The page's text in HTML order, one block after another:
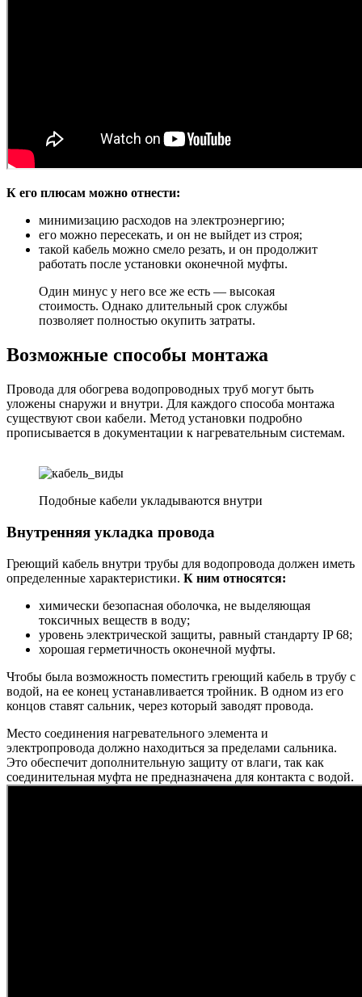
К его плюсам можно отнести:
минимизацию расходов на электроэнергию;
его можно пересекать, и он не выйдет из строя;
такой кабель можно смело резать, и он продолжит
работать после установки оконечной муфты.
Один минус у него все же есть — высокая
стоимость. Однако длительный срок службы
позволяет полностью окупить затраты.
Возможные способы монтажа
Провода для обогрева водопроводных труб могут быть
уложены снаружи и внутри. Для каждого способа монтажа
существуют свои кабели. Метод установки подробно
прописывается в документации к нагревательным системам.
Подобные кабели укладываются внутри
Внутренняя укладка провода
Греющий кабель внутри трубы для водопровода должен иметь
определенные характеристики. К ним относятся:
химически безопасная оболочка, не выделяющая
токсичных веществ в воду;
уровень электрической защиты, равный стандарту IP 68;
хорошая герметичность оконечной муфты.
Чтобы была возможность поместить греющий кабель в трубу с
водой, на ее конец устанавливается тройник. В одном из его
концов ставят сальник, через который заводят провода.
Место соединения нагревательного элемента и
электропровода должно находиться за пределами сальника.
Это обеспечит дополнительную защиту от влаги, так как
соединительная муфта не предназначена для контакта с водой.